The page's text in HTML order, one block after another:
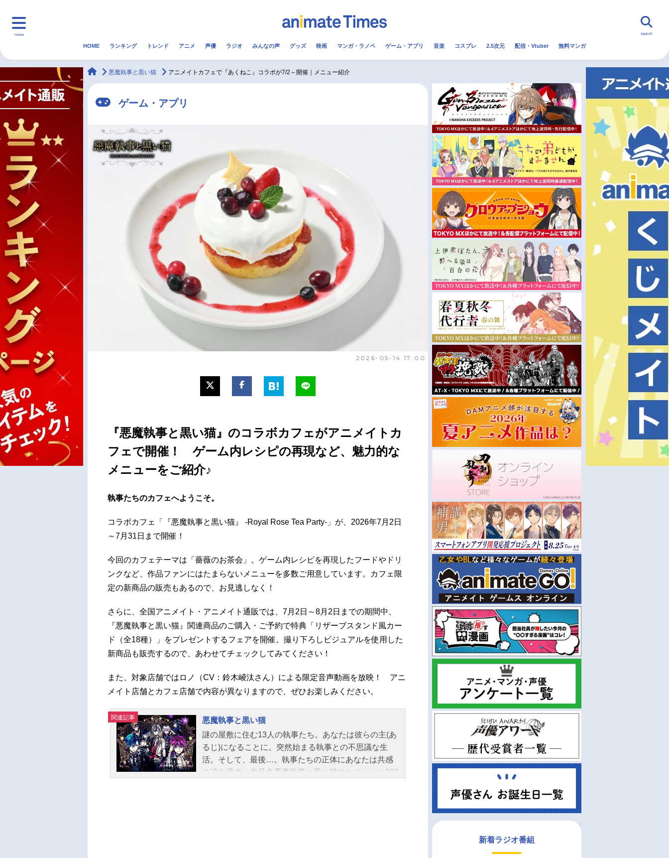
menu
マンガ・ラノベ ゲーム・アプリ 配信・Vtuber トレンド 無料マンガ
アニメ記事一覧
声優記事一覧
今期アニメ曜日別一覧 秋アニメ
冬アニメ
search
HOME ランキング トレンド アニメ 声優 ラジオ みんなの声 グッズ 映画 マンガ・ラノベ ゲーム・アプリ 音楽 コスプレ 2.5次元 配信・Vtuber 無料マンガ
animateTimes
悪魔執事と黒い猫 アニメイトカフェで『あくねこ』コラボが7/2～開催｜メニュー紹介
ゲーム・アプリ
2026-05-14 17:00
『悪魔執事と黒い猫』のコラボカフェがアニメイトカ
フェで開催！ ゲーム内レシピの再現など、魅力的な
メニューをご紹介♪
執事たちのカフェへようこそ。
コラボカフェ「『悪魔執事と黒い猫』 -Royal Rose Tea Party-」が、2026年7月2日
～7月31日まで開催！
今回のカフェテーマは「薔薇のお茶会」。ゲーム内レシピを再現したフードやドリ
ンクなど、作品ファンにはたまらないメニューを多数ご用意しています。カフェ限
定の新商品の販売もあるので、お見逃しなく！
さらに、全国アニメイト・アニメイト通販では、7月2日～8月2日までの期間中、
『悪魔執事と黒い猫』関連商品のご購入・ご予約で特典「リザーブスタンド風カー
ド（全18種）」をプレゼントするフェアを開催。撮り下ろしビジュアルを使用した
新商品も販売するので、あわせてチェックしてみてください！
また、対象店舗ではロノ（CV：鈴木崚汰さん）による限定音声動画を放映！ アニ
メイト店舗とカフェ店舗で内容が異なりますので、ぜひお楽しみください。
関連記事
悪魔執事と黒い猫
謎の屋敷に住む13人の執事たち。あなたは彼らの主(あ
るじ)になることに。突然始まる執事との不思議な生
活。そして、最後…。執事たちの正体にあなたは共感
の涙を流す。作品名悪魔執事と黒い猫スケジュール202
新着ラジオ番組